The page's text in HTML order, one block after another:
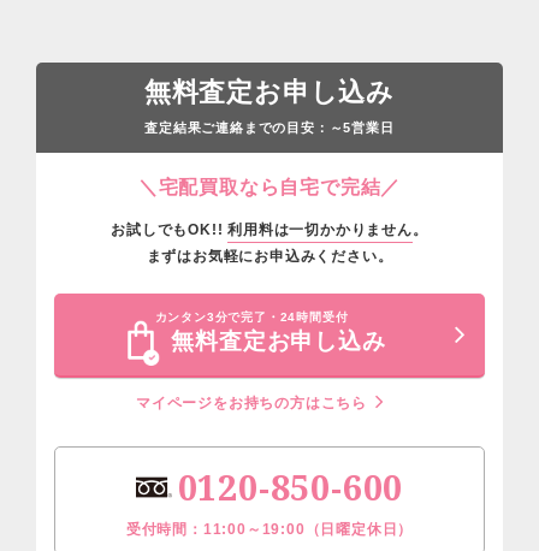
無料査定お申し込み
査定結果ご連絡までの目安： ～5営業日
＼宅配買取なら自宅で完結／
お試しでもOK!!利用料は一切かかりません。
まずはお気軽にお申込みください。
カンタン3分で完了・24時間受付
無料査定お申し込み
マイページをお持ちの方はこちら
0120-850-600
受付時間：11:00～19:00（日曜定休日）